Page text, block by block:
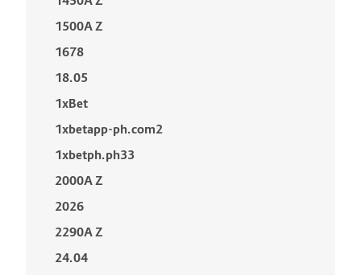
1500A Z
1678
18.05
1xBet
1xbetapp-ph.com2
1xbetph.ph33
2000A Z
2026
2290A Z
24.04